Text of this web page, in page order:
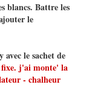
blancs. Battre les
le
le sachet de
fixe. j'ai monte' la
- chalheur